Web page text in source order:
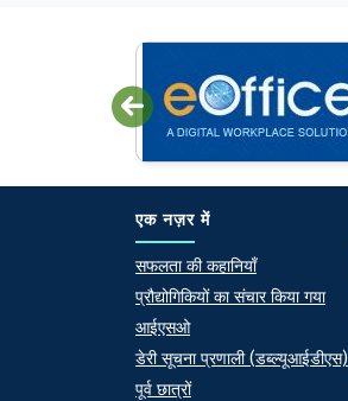
एक नज़र में
At a Glance
सफलता की कहानियाँ
प्रौद्योगिकियों का संचार किया गया
आईएसओ
डेरी सूचना प्रणाली (डब्ल्यूआईडीएस)
पूर्व छात्रों